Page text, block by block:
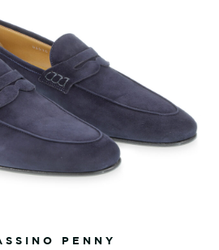
PENNY